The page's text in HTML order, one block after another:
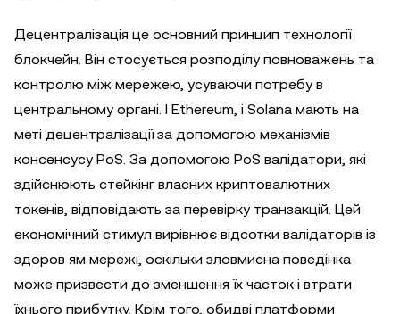
Децентралізація це основний принцип технології
блокчейн. Він стосується розподілу повноважень та
контролю між мережею, усуваючи потребу в
центральному органі. І Ethereum, і Solana мають на
меті децентралізації за допомогою механізмів
консенсусу PoS. За допомогою PoS валідатори, які
здійснюють стейкінг власних криптовалютних
токенів, відповідають за перевірку транзакцій. Цей
економічний стимул вирівнює відсотки валідаторів із
здоров ям мережі, оскільки зловмисна поведінка
може призвести до зменшення їх часток і втрати
їхнього прибутку. Крім того, обидві платформи